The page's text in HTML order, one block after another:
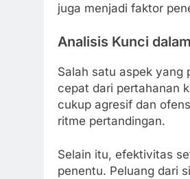
juga menjadi faktor
Analisis Kunci
Salah satu aspek yang
cepat dari pertahanan
cukup agresif dan
ritme pertandingan.
Selain itu, efektivitas
penentu. Peluang dari